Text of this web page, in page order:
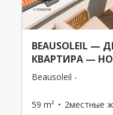
BEAUSOLEIL
КВАРТИРА —
Beausoleil -
59 m² 2местные